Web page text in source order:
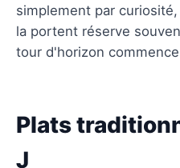
Épices et condiments
Questions fréquentes
simplement par
la portent réserve
tour d'horizon
Plats
J